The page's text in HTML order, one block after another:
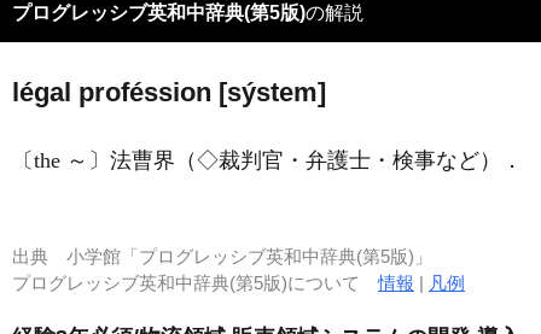
プログレッシブ英和中辞典(第5版)の解説
légal proféssion [sýstem]
〔the ～〕法曹界（◇裁判官・弁護士・検事など） ．
出典 小学館「プログレッシブ英和中辞典(第5版)」
プログレッシブ英和中辞典(第5版)について情報 | 凡例